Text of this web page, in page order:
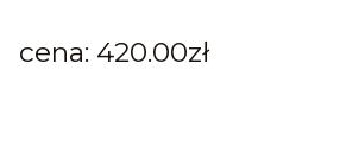
cena: 420.00zł